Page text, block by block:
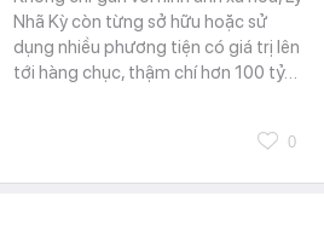
Nhã Kỳ còn từng sở hữu hoặc sử
dụng nhiều phương tiện có giá trị lên
tới hàng chục, thậm chí hơn 100 tỷ…
0